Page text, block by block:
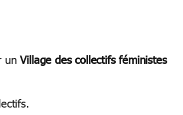
unVillage des collectifs féministes